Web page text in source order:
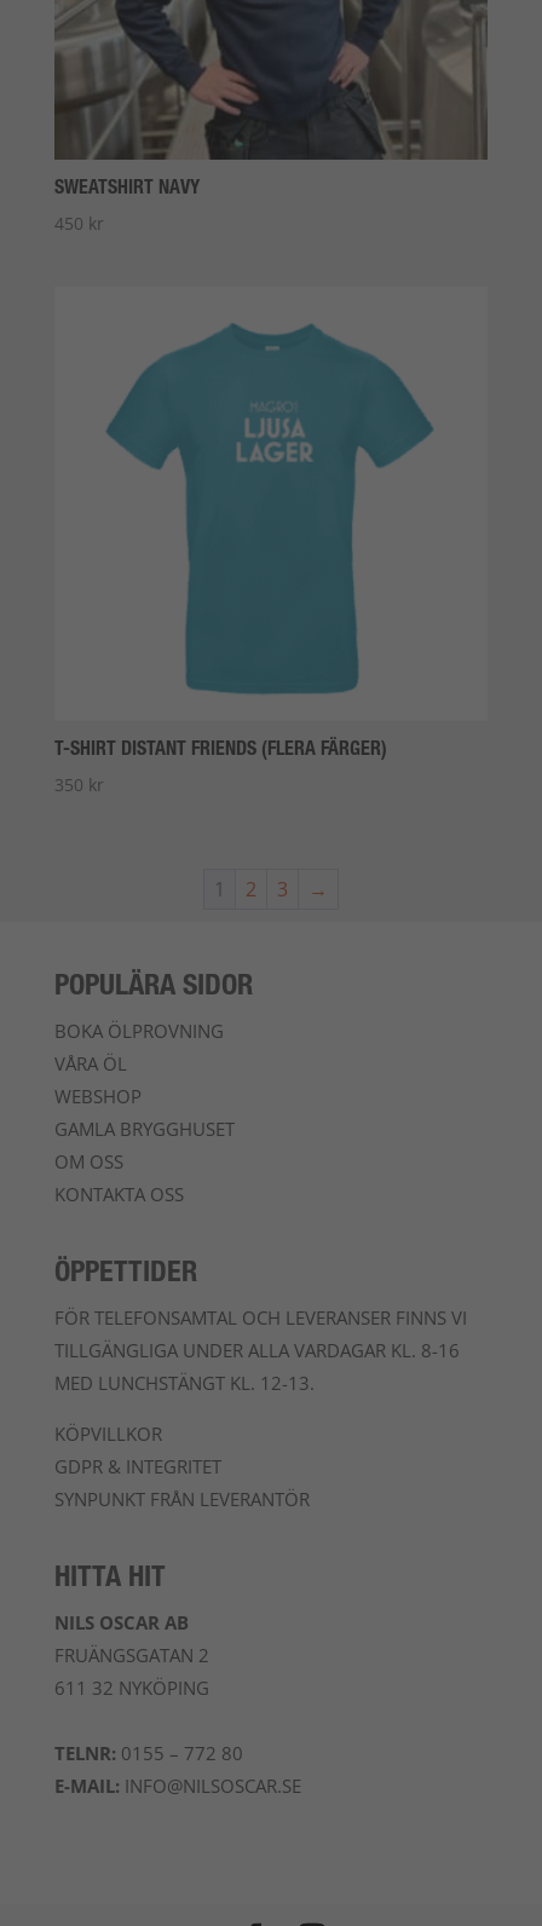
SWEATSHIRT NAVY
450 kr
T-SHIRT DISTANT FRIENDS (FLERA FÄRGER)
350 kr
1 2 3 →
POPULÄRA SIDOR
BOKA ÖLPROVNING
VÅRA ÖL
WEBSHOP
GAMLA BRYGGHUSET
OM OSS
KONTAKTA OSS
ÖPPETTIDER
FÖR TELEFONSAMTAL OCH LEVERANSER FINNS VI
TILLGÄNGLIGA UNDER ALLA VARDAGAR KL. 8-16
MED LUNCHSTÄNGT KL. 12-13.
KÖPVILLKOR
GDPR & INTEGRITET
SYNPUNKT FRÅN LEVERANTÖR
HITTA HIT
NILS OSCAR AB
FRUÄNGSGATAN 2
611 32 NYKÖPING
TELNR: 0155 – 772 80
E-MAIL: INFO@NILSOSCAR.SE